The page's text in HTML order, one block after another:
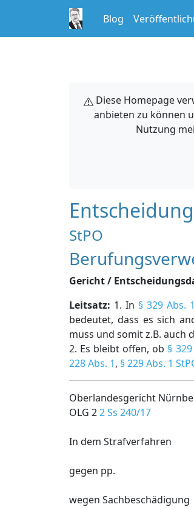
Blog
Diese Homepage
anbieten zu können
Nutzung
StPO
Gericht /
Leitsatz: 1. In § 329 Abs.
bedeutet, dass es sich
muss und somit z.B. auch
2. Es bleibt offen, ob §
228 Abs. 1, § 229 Abs. 1
Oberlandesgericht
OLG 22 Ss 240/17
In dem Strafverfahren
gegen pp.
wegen Sachbeschädigung